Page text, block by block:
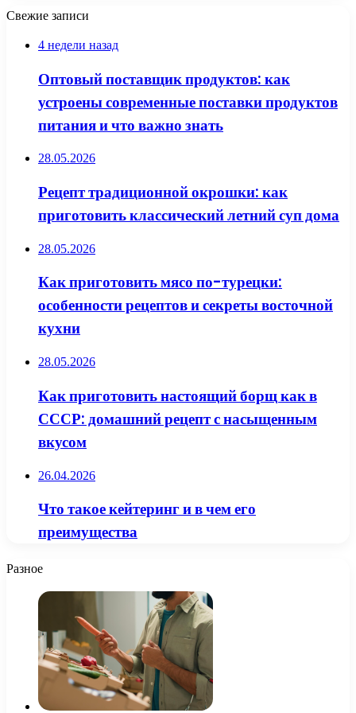
Свежие записи
4 недели назад
Оптовый поставщик продуктов: как
устроены современные поставки продуктов
питания и что важно знать
28.05.2026
Рецепт традиционной окрошки: как
приготовить классический летний суп дома
28.05.2026
Как приготовить мясо по-турецки:
особенности рецептов и секреты восточной
кухни
28.05.2026
Как приготовить настоящий борщ как в
СССР: домашний рецепт с насыщенным
вкусом
26.04.2026
Что такое кейтеринг и в чем его
преимущества
Разное